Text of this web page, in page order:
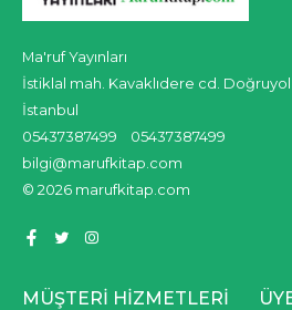
Ma'ruf Yayınları
İstiklal mah. Kavaklıdere cd. Doğruyol
İstanbul
05437387499
05437387499
bilgi@marufkitap.com
© 2026 marufkitap.com
MÜŞTERI HIZMETLERI